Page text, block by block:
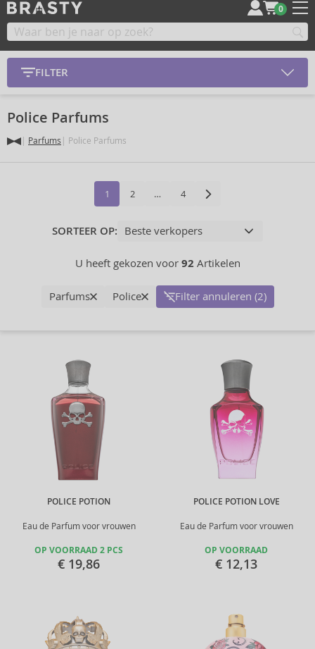
0
FILTER
Police Parfums
Parfums Police Parfums
1 2 … 4
SORTEER OP:
U heeft gekozen voor 92 Artikelen
Parfums Police Filter annuleren (2)
POLICE POTION
Eau de Parfum voor vrouwen
OP VOORRAAD 2 PCS
€ 19,86
POLICE POTION LOVE
Eau de Parfum voor vrouwen
OP VOORRAAD
€ 12,13